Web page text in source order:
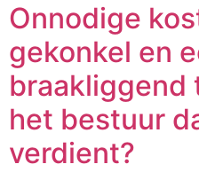
Onnodige
gekonkel en
braakliggend
het bestuur
verdient?